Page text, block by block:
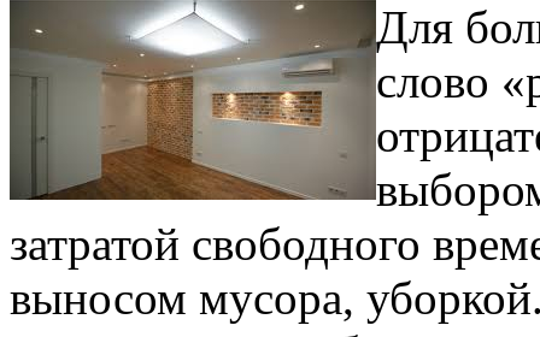
Для
слово
затратой свободного
выносом мусора,